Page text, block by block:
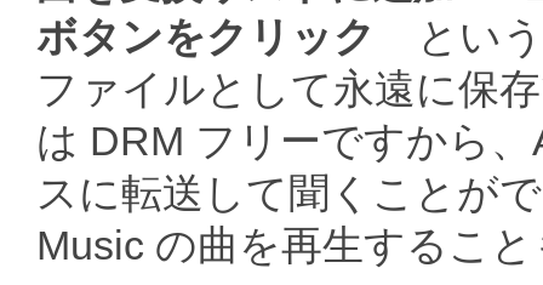
ボタンをクリック
とい
ファイルとして永遠に保
は DRM フリーですから
スに転送して聞くことが
Music の曲を再生するこ